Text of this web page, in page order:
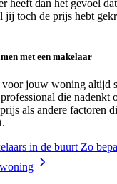
heeft dan het gevoel
jij toch de prijs hebt
met een makelaar
jouw woning altijd
die nadenkt
als andere factoren
in de buurtZo